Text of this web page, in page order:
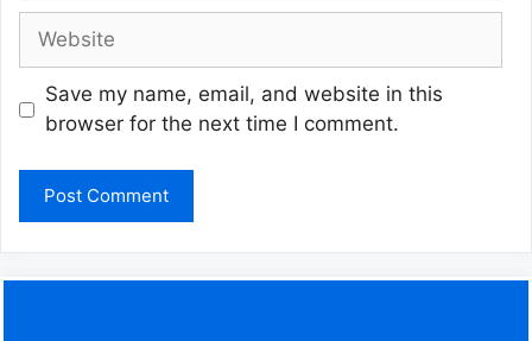
Website
Save my name, email, and website in this
browser for the next time I comment.